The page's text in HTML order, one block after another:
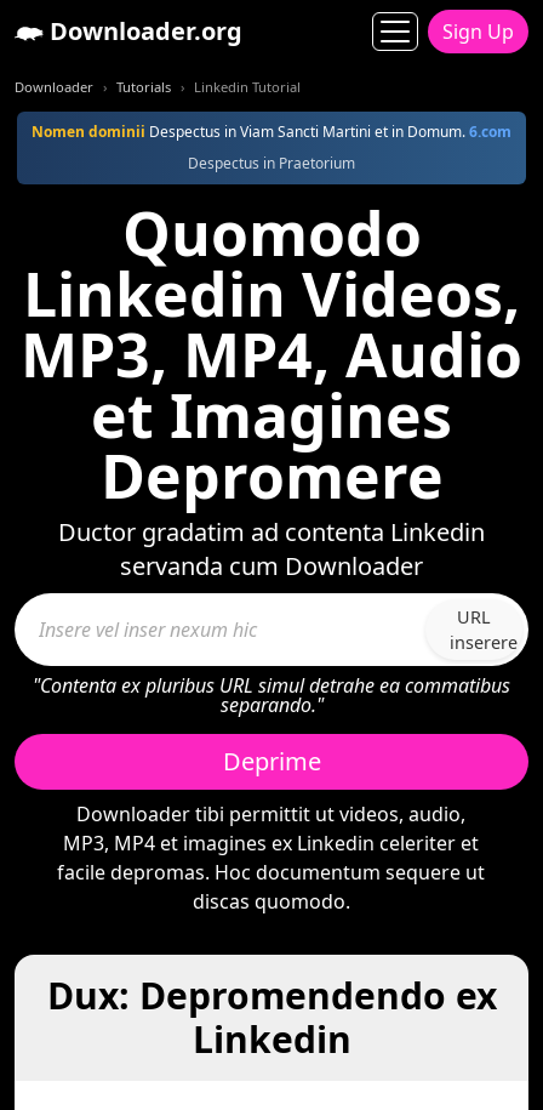
Downloader.org Sign Up
Downloader Tutorials Linkedin Tutorial
Nomen dominii Despectus in Viam Sancti Martini et in Domum.6.com
Despectus in Praetorium
Quomodo
Linkedin Videos,
MP3, MP4, Audio
et Imagines
Depromere
Ductor gradatim ad contenta Linkedin
servanda cum Downloader
URL
inserere
"Contenta ex pluribus URL simul detrahe ea commatibus
separando."
Deprime
Downloader tibi permittit ut videos, audio,
MP3, MP4 et imagines ex Linkedin celeriter et
facile depromas. Hoc documentum sequere ut
discas quomodo.
Dux: Depromendendo ex
Linkedin